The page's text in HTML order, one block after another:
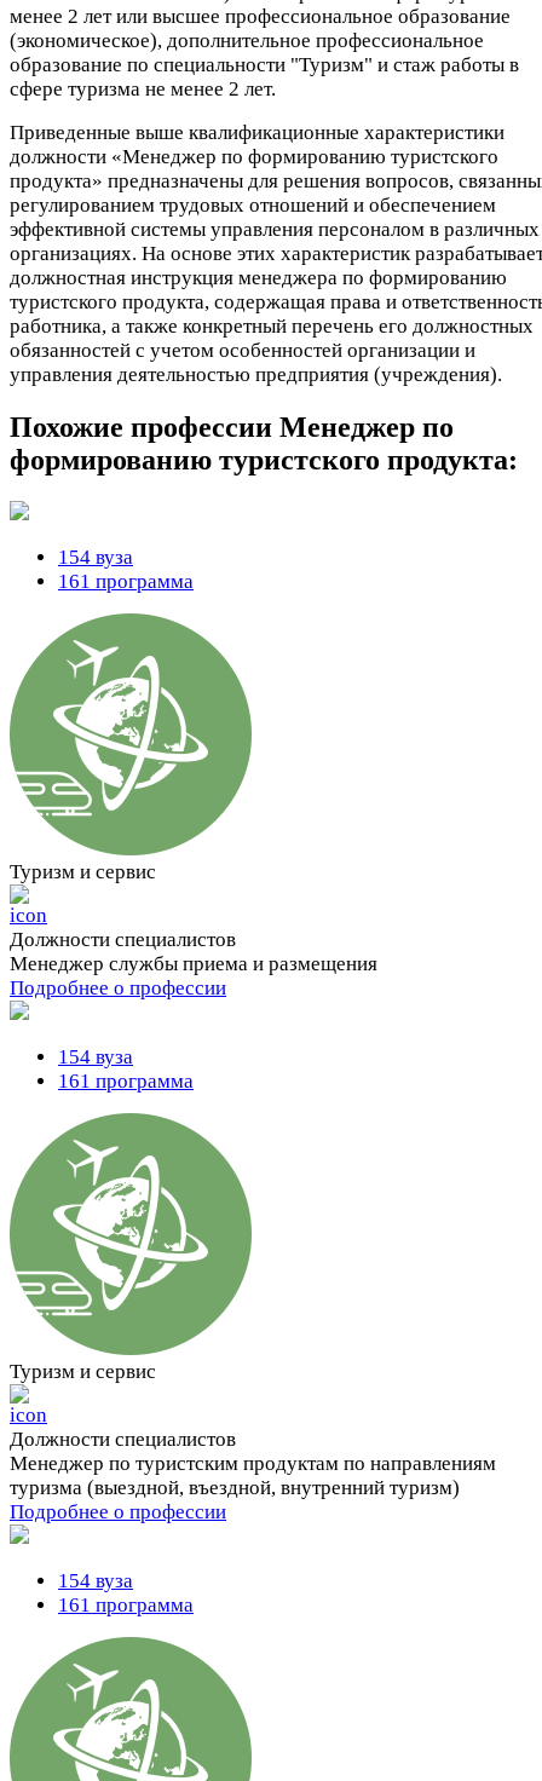
менее 2 лет или высшее профессиональное образование
(экономическое), дополнительное профессиональное
образование по специальности "Туризм" и стаж работы в
сфере туризма не менее 2 лет.
Приведенные выше квалификационные характеристики
должности «Менеджер по формированию туристского
продукта» предназначены для решения вопросов,
регулированием трудовых отношений и обеспечением
эффективной системы управления персоналом в различных
организациях. На основе этих характеристик
должностная инструкция менеджера по формированию
туристского продукта, содержащая права и
работника, а также конкретный перечень его должностных
обязанностей с учетом особенностей организации и
управления деятельностью предприятия (учреждения).
Похожие профессии Менеджер по
формированию туристского продукта:
154 вуза
161 программа
Туризм и сервис
Должности cпециалистов
Менеджер службы приема и размещения
Подробнее о профессии
154 вуза
161 программа
Туризм и сервис
Должности cпециалистов
Менеджер по туристским продуктам по направлениям
туризма (выездной, въездной, внутренний туризм)
Подробнее о профессии
154 вуза
161 программа